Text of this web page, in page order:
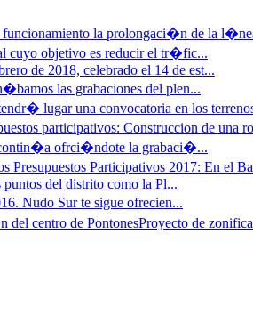
la prolongaci�n de la
cuyo objetivo es reducir el tr�fic...
de 2018, celebrado el 14 de est...
las grabaciones del plen...
lugar una convocatoria en los
participativos: Construccion de una
contin�a ofrci�ndote la grabaci�...
Presupuestos Participativos 2017: En el
puntos del distrito como la Pl...
Nudo Sur te sigue ofrecien...
del centro de PontonesProyecto de